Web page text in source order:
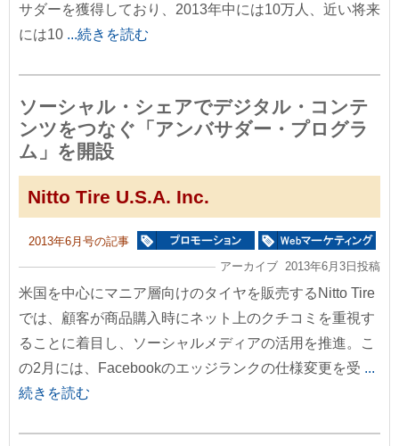
サダーを獲得しており、2013年中には10万人、近い将来
には10 ...続きを読む
ソーシャル・シェアでデジタル・コンテ
ンツをつなぐ「アンバサダー・プログラ
ム」を開設
Nitto Tire U.S.A. Inc.
2013年6月号の記事
アーカイブ 2013年6月3日投稿
米国を中心にマニア層向けのタイヤを販売するNitto Tire
では、顧客が商品購入時にネット上のクチコミを重視す
ることに着目し、ソーシャルメディアの活用を推進。こ
の2月には、Facebookのエッジランクの仕様変更を受 ...
続きを読む